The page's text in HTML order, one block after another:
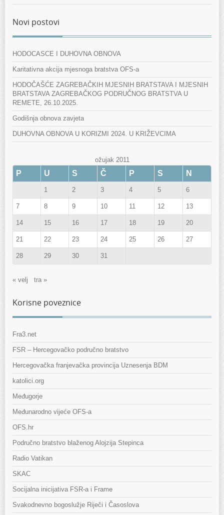
Novi postovi
HODOCASCE I DUHOVNA OBNOVA
Karitativna akcija mjesnoga bratstva OFS-a
HODOČAŠĆE ZAGREBAČKIH MJESNIH BRATSTAVA I MJESNIH
BRATSTAVA ZAGREBAČKOG PODRUČNOG BRATSTVA U
REMETE, 26.10.2025.
Godišnja obnova zavjeta
DUHOVNA OBNOVA U KORIZMI 2024. U KRIŽEVCIMA
ožujak 2011
P U S Č P S N
1 2 3 4 5 6
7 8 9 10 11 12 13
14 15 16 17 18 19 20
21 22 23 24 25 26 27
28 29 30 31
« velj tra »
Korisne poveznice
Fra3.net
FSR – Hercegovačko područno bratstvo
Hercegovačka franjevačka provincija Uznesenja BDM
katolici.org
Međugorje
Međunarodno vijeće OFS-a
OFS.hr
Područno bratstvo blaženog Alojzija Stepinca
Radio Vatikan
SKAC
Socijalna inicijativa FSR-a i Frame
Svakodnevno bogoslužje Riječi i Časoslova